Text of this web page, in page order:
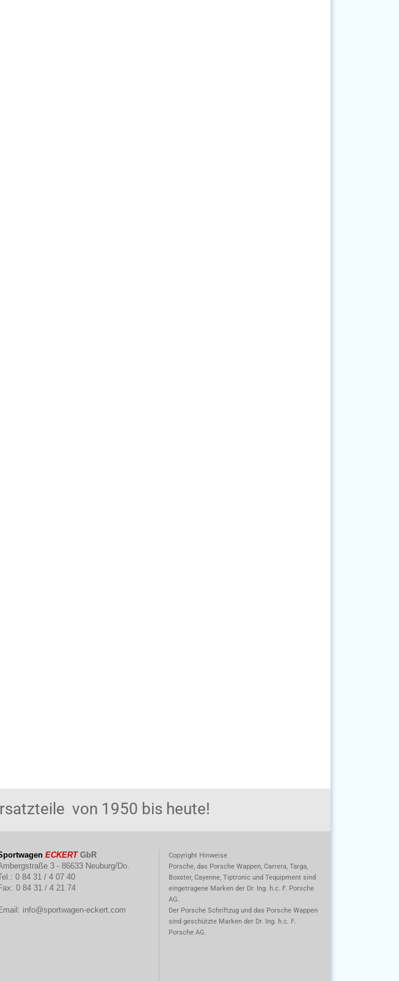
von 1950 bis heute!
ECKERTGbR
3 - 86633 Neuburg/Do.
0 84 31 / 4 07 40
0 84 31 / 4 21 74
info@sportwagen-eckert.com
Copyright Hinweise
Porsche, das Porsche Wappen, Carrera, Targa,
Boxster, Cayenne, Tiptronic und Tequipment sind
eingetragene Marken der Dr. Ing. h.c. F. Porsche
AG.
Der Porsche Schriftzug und das Porsche Wappen
sind geschützte Marken der Dr. Ing. h.c. F.
Porsche AG.